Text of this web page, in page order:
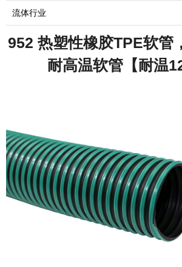
流体行业
952 热塑性橡胶TPE软管
耐高温软管【耐温